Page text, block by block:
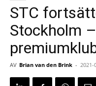
STC
Stockholm
AV Brian van den Brink - 2021-